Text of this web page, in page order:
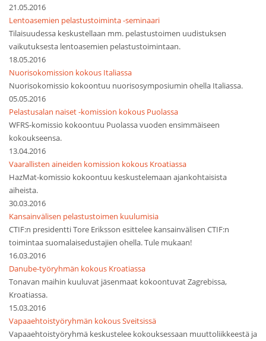
21.05.2016
Lentoasemien pelastustoiminta -seminaari
Tilaisuudessa keskustellaan mm. pelastustoimen uudistuksen
vaikutuksesta lentoasemien pelastustoimintaan.
18.05.2016
Nuorisokomission kokous Italiassa
Nuorisokomissio kokoontuu nuorisosymposiumin ohella Italiassa.
05.05.2016
Pelastusalan naiset -komission kokous Puolassa
WFRS-komissio kokoontuu Puolassa vuoden ensimmäiseen
kokoukseensa.
13.04.2016
Vaarallisten aineiden komission kokous Kroatiassa
HazMat-komissio kokoontuu keskustelemaan ajankohtaisista
aiheista.
30.03.2016
Kansainvälisen pelastustoimen kuulumisia
CTIF:n presidentti Tore Eriksson esittelee kansainvälisen CTIF:n
toimintaa suomalaisedustajien ohella. Tule mukaan!
16.03.2016
Danube-työryhmän kokous Kroatiassa
Tonavan maihin kuuluvat jäsenmaat kokoontuvat Zagrebissa,
Kroatiassa.
15.03.2016
Vapaaehtoistyöryhmän kokous Sveitsissä
Vapaaehtoistyöryhmä keskustelee kokouksessaan muuttoliikkeestä ja